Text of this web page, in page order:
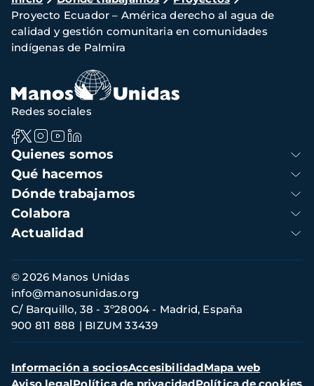
de
navegación
Proyecto Ecuador – América derecho al agua de
calidad y gestión comunitaria en comunidades
indígenas de Palmira
Navegación
principal
Quienes somos
Qué hacemos
Dónde trabajamos
Colabora
Actualidad
Redes sociales
Información
de
contacto
© 2026 Manos Unidas
C/ Barquillo, 38 - 3º28004 - Madrid, España
900 811 888
BIZUM 33439
info@manosunidas.org
Menú
secundario
Información a sociosAccesibilidadMapa web